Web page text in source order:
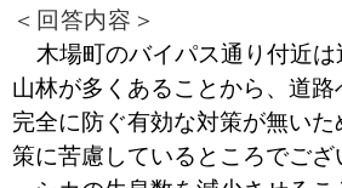
＜回答内容＞
木場町のバイパス通り付近
山林が多くあることから、道
完全に防ぐ有効な対策が無い
策に苦慮しているところでござ